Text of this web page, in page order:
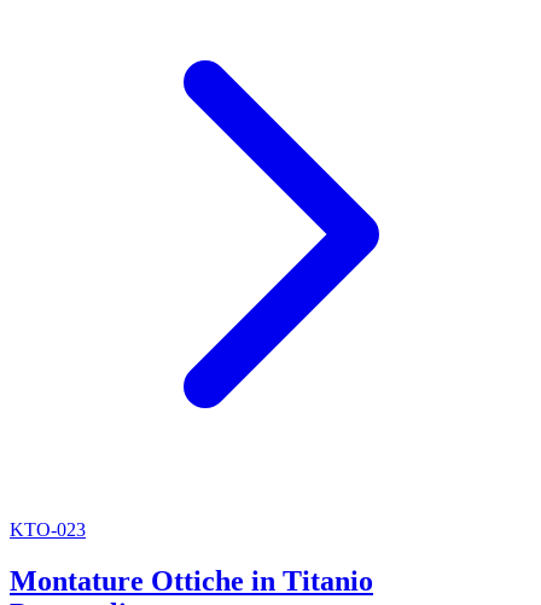
KTO-023
Montature Ottiche in Titanio